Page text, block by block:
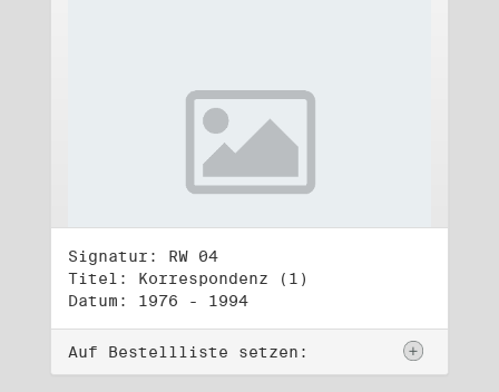
Signatur: RW 04
Titel: Korrespondenz (1)
Datum: 1976 - 1994
Auf Bestellliste setzen: